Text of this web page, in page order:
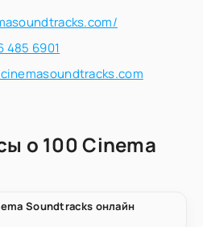
485 6901
о 100 Cinema
Soundtracks онлайн